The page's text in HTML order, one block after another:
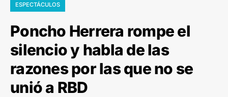
ESPECTÁCULOS
Poncho Herrera rompe el
silencio y habla de las
razones por las que no se
unió a RBD